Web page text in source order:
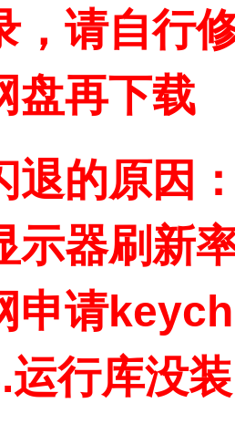
，请自行
盘再下载
退的原因
示器刷新
申请
运行库没装